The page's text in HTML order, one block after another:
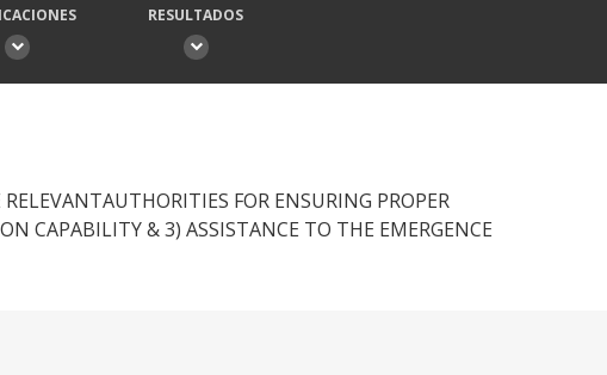
RESULTADOS
FOR ENSURING PROPER
CAPABILITY & 3) ASSISTANCE TO THE EMERGENCE